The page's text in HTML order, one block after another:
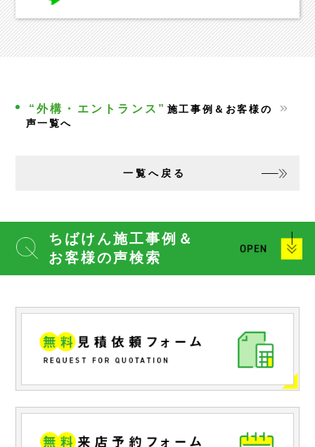
“外構・エントランス” 施工事例＆お客様の
声一覧へ
一覧へ戻る
ちばけん施工事例＆
お客様の声検索